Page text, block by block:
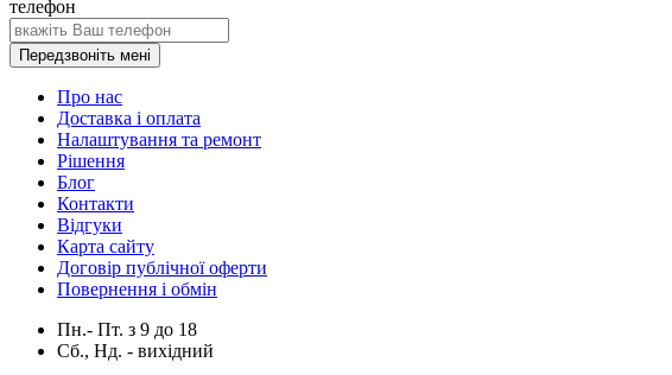
телефон
Передзвоніть мені
Про нас
Доставка і оплата
Налаштування та ремонт
Рішення
Блог
Контакти
Відгуки
Карта сайту
Договір публічної оферти
Повернення і обмін
Пн.- Пт. з 9 до 18
Сб., Нд. - вихідний